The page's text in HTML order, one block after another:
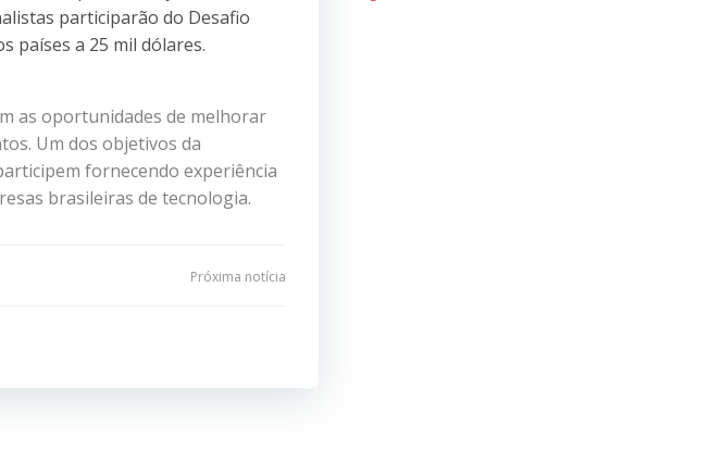
participarão do Desafio
países a 25 mil dólares.
as oportunidades de melhorar
Um dos objetivos da
fornecendo experiência
brasileiras de tecnologia.
Próxima notícia